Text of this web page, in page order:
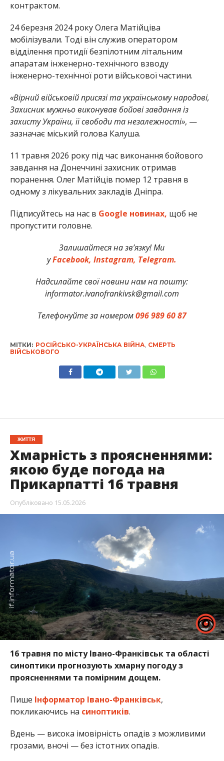
контрактом.
24 березня 2024 року Олега Матійціва
мобілізували. Тоді він служив оператором
відділення протидії безпілотним літальним
апаратам інженерно-технічного взводу
інженерно-технічної роти військової частини.
«Вірний військовій присязі та українському народові,
Захисник мужньо виконував бойові завдання із
захисту України, її свободи та незалежності», —
зазначає міський голова Калуша.
11 травня 2026 року під час виконання бойового
завдання на Донеччині захисник отримав
поранення. Олег Матійців помер 12 травня в
одному з лікувальних закладів Дніпра.
Підписуйтесь на нас в Google новинах, щоб не
пропустити головне.
Залишайтеся на зв’язку! Ми
уFacebook, Instagram, Telegram.
Надсилайте свої новини нам на пошту:
informator.ivanofrankivsk@gmail.com
Телефонуйте за номером096 989 60 87
МІТКИ: РОСІЙСЬКО-УКРАЇНСЬКА ВІЙНА СМЕРТЬ
ВІЙСЬКОВОГО
ЖИТТЯ
Хмарність з проясненнями:
якою буде погода на
Прикарпатті 16 травня
Опубліковано 15.05.2026
16 травня по місту Івано-Франківськ та області
синоптики прогнозують хмарну погоду з
проясненнями та помірним дощем.
Пише Інформатор Івано-Франківськ,
покликаючись на синоптиків.
Вдень — висока імовірність опадів з можливими
грозами, вночі — без істотних опадів.